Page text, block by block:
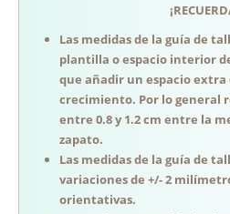
Las medidas de la guía de
plantilla o espacio interior
que añadir un espacio extra
crecimiento. Por lo general
entre 0.8 y 1.2 cm entre la
zapato.
Las medidas de la guía de
variaciones de +/- 2
orientativas.